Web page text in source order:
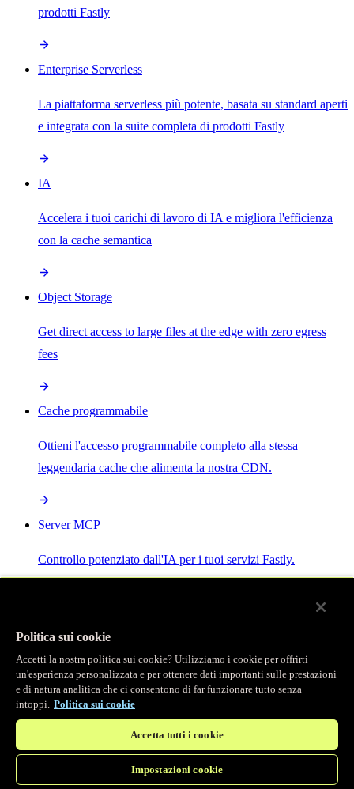
prodotti Fastly
Enterprise Serverless
La piattaforma serverless più potente, basata su standard aperti
e integrata con la suite completa di prodotti Fastly
IA
Accelera i tuoi carichi di lavoro di IA e migliora l'efficienza
con la cache semantica
Object Storage
Get direct access to large files at the edge with zero egress
fees
Cache programmabile
Ottieni l'accesso programmabile completo alla stessa
leggendaria cache che alimenta la nostra CDN.
Server MCP
Controllo potenziato dall'IA per i tuoi servizi Fastly.
Main menu
/ Prodotti
Osservabilità
Logging in tempo reale
Politica sui cookie
Accetti la nostra politica sui cookie? Utilizziamo i cookie per offrirti
un'esperienza personalizzata e per ottenere dati importanti sulle prestazioni
e di natura analitica che ci consentono di far funzionare tutto senza
intoppi. Politica sui cookie
Accetta tutti i cookie
Impostazioni cookie